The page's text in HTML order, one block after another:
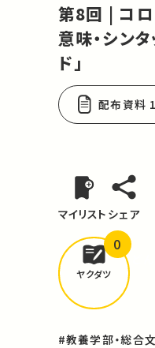
第8回 | コロ
意味・シン
ド」
配布資料 1
マイリスト シェア
ど
ヤクダツ
0
#教養学部・総合